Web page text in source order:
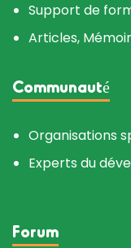
Support de
Articles,
Communauté
Organisations
Experts du
Forum